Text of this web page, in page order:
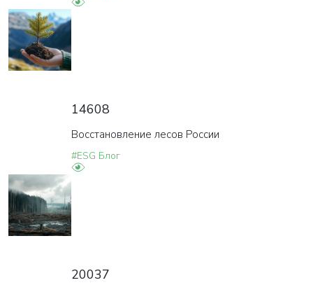
14608
Восстановление лесов России
#ESG Блог
20037